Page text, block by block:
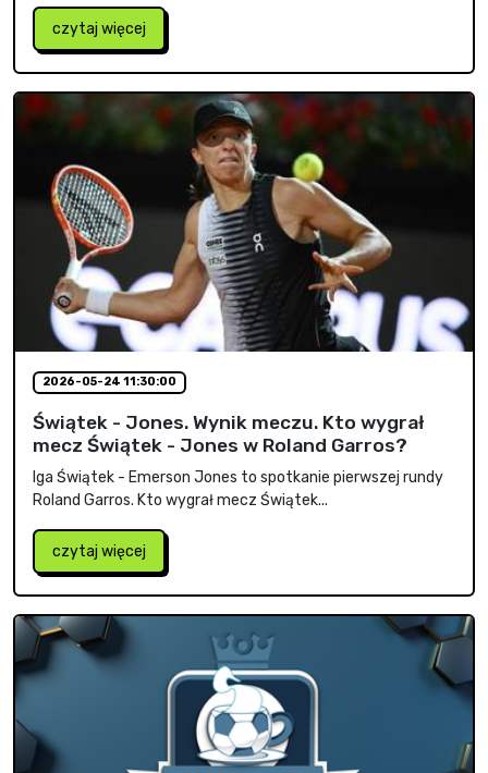
czytaj więcej
2026-05-24 11:30:00
Świątek - Jones. Wynik meczu. Kto wygrał
mecz Świątek - Jones w Roland Garros?
Iga Świątek - Emerson Jones to spotkanie pierwszej rundy
Roland Garros. Kto wygrał mecz Świątek...
czytaj więcej